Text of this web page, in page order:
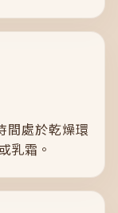
間處於乾燥環
乳霜。